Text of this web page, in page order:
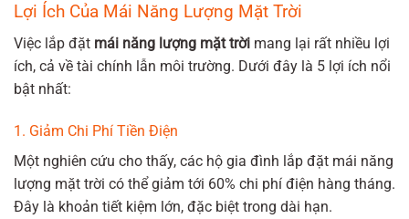
Lợi Ích Của Mái Năng Lượng Mặt Trời
Việc lắp đặt mái năng lượng mặt trời mang lại rất nhiều lợi
ích, cả về tài chính lẫn môi trường. Dưới đây là 5 lợi ích nổi
bật nhất:
1. Giảm Chi Phí Tiền Điện
Một nghiên cứu cho thấy, các hộ gia đình lắp đặt mái năng
lượng mặt trời có thể giảm tới 60% chi phí điện hàng tháng.
Đây là khoản tiết kiệm lớn, đặc biệt trong dài hạn.